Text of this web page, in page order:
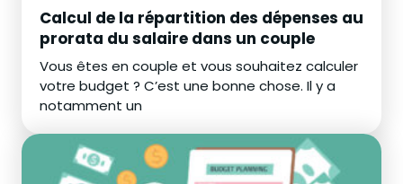
Calcul de la répartition des dépenses au
prorata du salaire dans un couple
Vous êtes en couple et vous souhaitez calculer
votre budget ? C’est une bonne chose. Il y a
notamment un